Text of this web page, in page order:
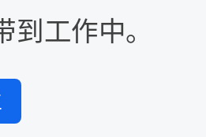
工作​中。